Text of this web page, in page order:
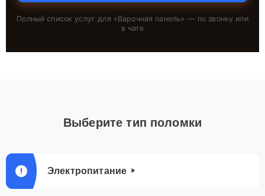
Полный список услуг для «Варочная панель» — по звонку или
в чате
Выберите тип поломки
Электропитание